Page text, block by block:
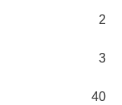
2
3
40